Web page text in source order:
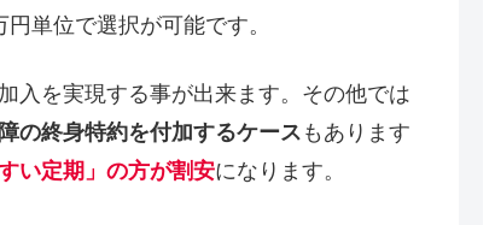
単位で選択が可能です。
入を実現する事が出来ます。その他では
の終身特約を付加するケース もあります
い定期」の方が割安になります。